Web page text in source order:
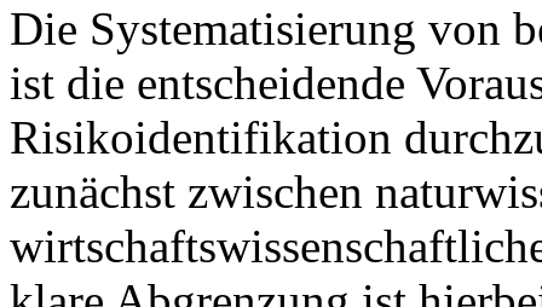
Die Systematisierung von
ist die entscheidende
Risikoidentifikation
zunächst zwischen